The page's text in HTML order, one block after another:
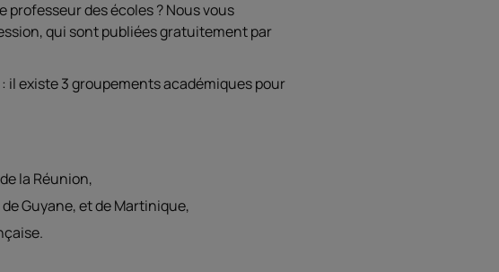
des écoles ? Nous vous
qui sont publiées gratuitement par
existe 3 groupements académiques pour
la Réunion,
Guyane, et de Martinique,